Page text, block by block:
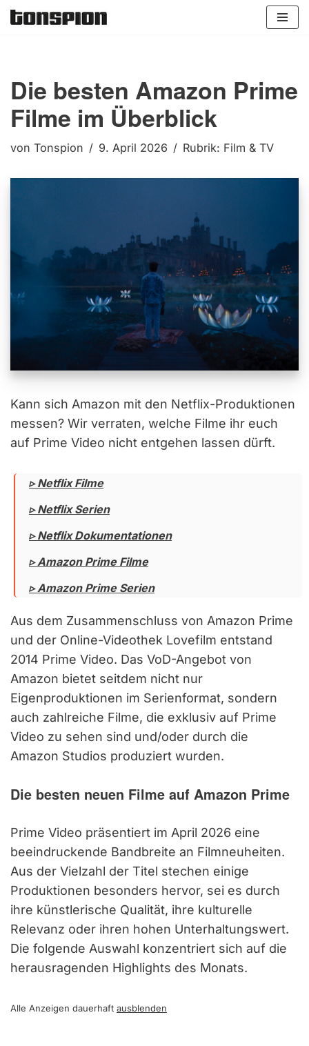
Die besten Amazon Prime
Filme im Überblick
von Tonspion 9. April 2026 Rubrik: Film & TV
Kann sich Amazon mit den Netflix-Produktionen
messen? Wir verraten, welche Filme ihr euch
auf Prime Video nicht entgehen lassen dürft.
▹ Netflix Filme
▹ Netflix Serien
▹ Netflix Dokumentationen
▹ Amazon Prime Filme
▹ Amazon Prime Serien
Aus dem Zusammenschluss von Amazon Prime
und der Online-Videothek Lovefilm entstand
2014 Prime Video. Das VoD-Angebot von
Amazon bietet seitdem nicht nur
Eigenproduktionen im Serienformat, sondern
auch zahlreiche Filme, die exklusiv auf Prime
Video zu sehen sind und/oder durch die
Amazon Studios produziert wurden.
Die besten neuen Filme auf Amazon Prime
Prime Video präsentiert im April 2026 eine
beeindruckende Bandbreite an Filmneuheiten.
Aus der Vielzahl der Titel stechen einige
Produktionen besonders hervor, sei es durch
ihre künstlerische Qualität, ihre kulturelle
Relevanz oder ihren hohen Unterhaltungswert.
Die folgende Auswahl konzentriert sich auf die
herausragenden Highlights des Monats.
Alle Anzeigen dauerhaft ausblenden